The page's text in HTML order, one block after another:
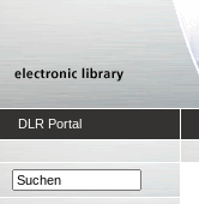
DLR Portal